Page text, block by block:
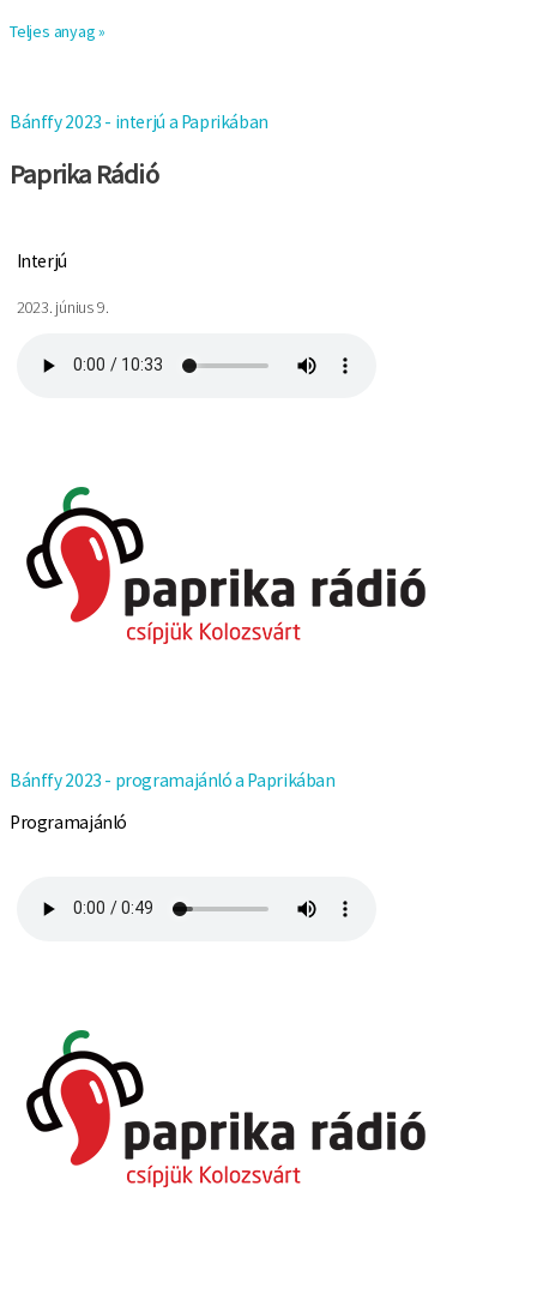
Teljes anyag »
Bánffy 2023 - interjú a Paprikában
Paprika Rádió
Interjú
2023. június 9.
Bánffy 2023 - programajánló a Paprikában
Programajánló